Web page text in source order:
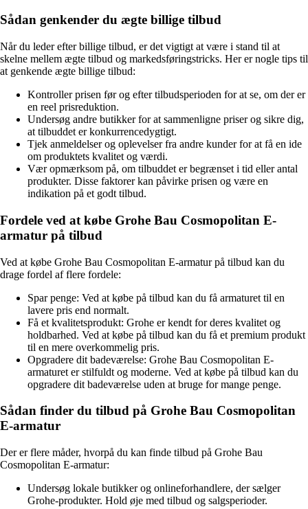
Sådan genkender du ægte billige tilbud
Når du leder efter billige tilbud, er det vigtigt at være i stand til at
skelne mellem ægte tilbud og markedsføringstricks. Her er nogle tips til
at genkende ægte billige tilbud:
Kontroller prisen før og efter tilbudsperioden for at se, om der er
en reel prisreduktion.
Undersøg andre butikker for at sammenligne priser og sikre dig,
at tilbuddet er konkurrencedygtigt.
Tjek anmeldelser og oplevelser fra andre kunder for at få en ide
om produktets kvalitet og værdi.
Vær opmærksom på, om tilbuddet er begrænset i tid eller antal
produkter. Disse faktorer kan påvirke prisen og være en
indikation på et godt tilbud.
Fordele ved at købe Grohe Bau Cosmopolitan E-
armatur på tilbud
Ved at købe Grohe Bau Cosmopolitan E-armatur på tilbud kan du
drage fordel af flere fordele:
Spar penge: Ved at købe på tilbud kan du få armaturet til en
lavere pris end normalt.
Få et kvalitetsprodukt: Grohe er kendt for deres kvalitet og
holdbarhed. Ved at købe på tilbud kan du få et premium produkt
til en mere overkommelig pris.
Opgradere dit badeværelse: Grohe Bau Cosmopolitan E-
armaturet er stilfuldt og moderne. Ved at købe på tilbud kan du
opgradere dit badeværelse uden at bruge for mange penge.
Sådan finder du tilbud på Grohe Bau Cosmopolitan
E-armatur
Der er flere måder, hvorpå du kan finde tilbud på Grohe Bau
Cosmopolitan E-armatur:
Undersøg lokale butikker og onlineforhandlere, der sælger
Grohe-produkter. Hold øje med tilbud og salgsperioder.